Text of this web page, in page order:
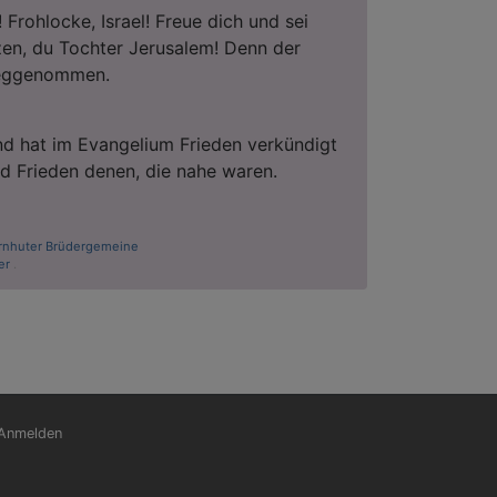
Israel! Freue dich und sei
du Tochter Jerusalem! Denn der
hat im Evangelium Frieden verkündigt
Frieden denen, die nahe waren.
Brüdergemeine
.